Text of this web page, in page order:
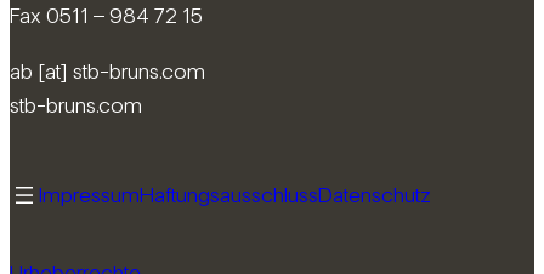
Fax 0511 – 984 72 15
ab [at] stb-bruns.com
stb-bruns.com
ImpressumHaftungsausschlussDatenschutz